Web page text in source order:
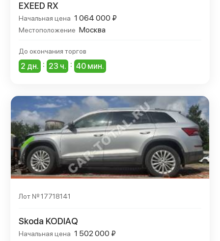
EXEED RX
Начальная цена 1 064 000 ₽
Местоположение Москва
До окончания торгов
2 дн. : 23 ч. : 40 мин.
Лот № 17718141
Skoda KODIAQ
Начальная цена 1 502 000 ₽